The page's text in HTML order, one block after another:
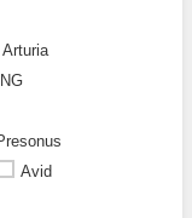
Arturia
Avid